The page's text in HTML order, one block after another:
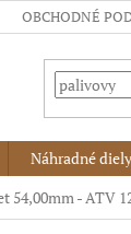
OBCHODNÉ
Náhradné diely
54,00mm - ATV